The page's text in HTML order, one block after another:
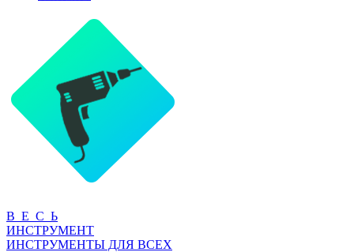
В Е С Ь
ИНСТРУМЕНТ
ИНСТРУМЕНТЫ ДЛЯ ВСЕХ